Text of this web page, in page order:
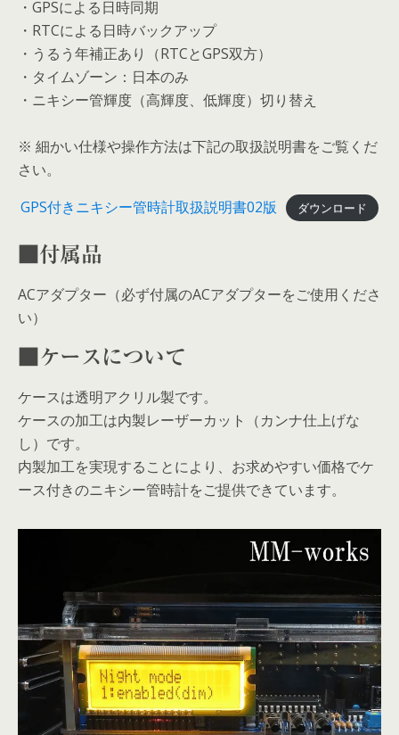
・GPSによる日時同期
・RTCによる日時バックアップ
・うるう年補正あり（RTCとGPS双方）
・タイムゾーン：日本のみ
・ニキシー管輝度（高輝度、低輝度）切り替え
※ 細かい仕様や操作方法は下記の取扱説明書をご覧くだ
さい。
GPS付きニキシー管時計取扱説明書02版
ダウンロード
■付属品
ACアダプター（必ず付属のACアダプターをご使用くださ
い）
■ケースについて
ケースは透明アクリル製です。
ケースの加工は内製レーザーカット（カンナ仕上げな
し）です。
内製加工を実現することにより、お求めやすい価格でケ
ース付きのニキシー管時計をご提供できています。